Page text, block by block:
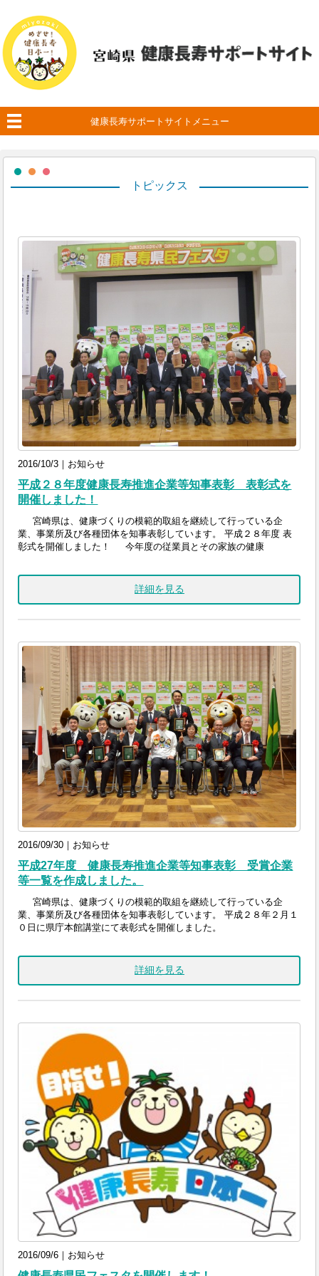
健康長寿サポートサイトメニュー
トピックス
2016/10/3｜お知らせ
平成２８年度健康長寿推進企業等知事表彰 表彰式を
開催しました！
宮崎県は、健康づくりの模範的取組を継続して行っている企
業、事業所及び各種団体を知事表彰しています。 平成２８年度 表
彰式を開催しました！ 今年度の従業員とその家族の健康
詳細を見る
2016/09/30｜お知らせ
平成27年度 健康長寿推進企業等知事表彰 受賞企業
等一覧を作成しました。
宮崎県は、健康づくりの模範的取組を継続して行っている企
業、事業所及び各種団体を知事表彰しています。 平成２８年２月１
０日に県庁本館講堂にて表彰式を開催しました。
詳細を見る
2016/09/6｜お知らせ